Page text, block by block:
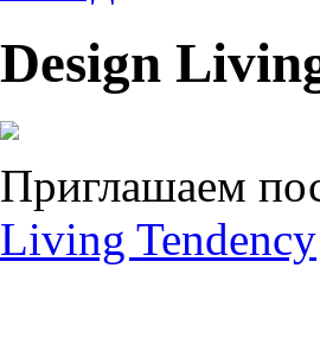
Design
Приглашаем
Living Tendency